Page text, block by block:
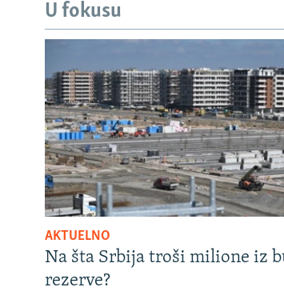
U fokusu
AKTUELNO
Na šta Srbija troši milione iz
rezerve?